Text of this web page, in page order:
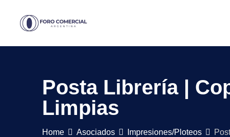
Posta Librería |
Limpias
Home Asociados Impresiones/Ploteos